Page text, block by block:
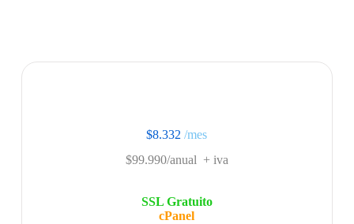
$8.332/mes
$99.990/anual + iva
SSL Gratuito
cPanel